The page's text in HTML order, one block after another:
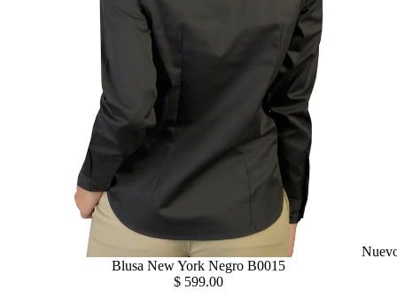
Blusa New York Negro B0015
$ 599.00